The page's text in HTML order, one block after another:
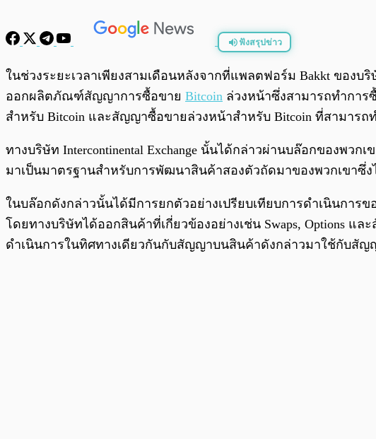
ฟังสรุปข่าว
ในช่วงระยะเวลาเพียงสามเดือนหลังจากที่แพลตฟอร์ม Bakkt ของบ
ออกผลิตภัณฑ์สัญญาการซื้อขาย Bitcoin ล่วงหน้าซึ่งสามารถทำการ
สำหรับ Bitcoin และสัญญาซื้อขายล่วงหน้าสำหรับ Bitcoin ที่สามารถ
ทางบริษัท Intercontinental Exchange นั้นได้กล่าวผ่านบล๊อกของพ
มาเป็นมาตรฐานสำหรับการพัฒนาสินค้าสองตัวถัดมาของพวกเขาซึ่
ในบล๊อกดังกล่าวนั้นได้มีการยกตัวอย่างเปรียบเทียบการดำเนินการข
โดยทางบริษัทได้ออกสินค้าที่เกี่ยวข้องอย่างเช่น Swaps, Options
ดำเนินการในทิศทางเดียวกันกับสัญญาบนสินค้าดังกล่าวมาใช้กับสัญ